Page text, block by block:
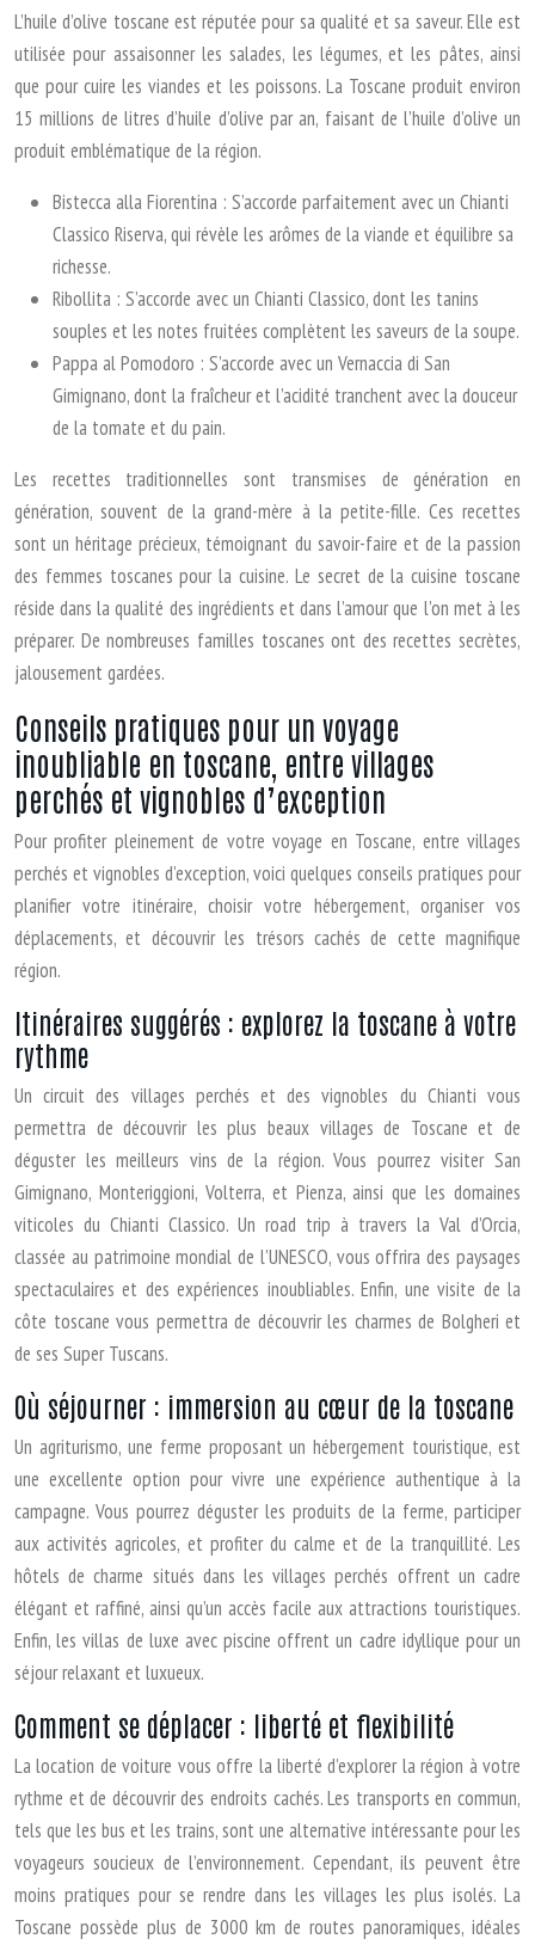
L’huile d’olive toscane est réputée pour sa qualité et sa saveur. Elle est
utilisée pour assaisonner les salades, les légumes, et les pâtes, ainsi
que pour cuire les viandes et les poissons. La Toscane produit environ
15 millions de litres d’huile d’olive par an, faisant de l’huile d’olive un
produit emblématique de la région.
Bistecca alla Fiorentina : S’accorde parfaitement avec un Chianti
Classico Riserva, qui révèle les arômes de la viande et équilibre sa
richesse.
Ribollita : S’accorde avec un Chianti Classico, dont les tanins
souples et les notes fruitées complètent les saveurs de la soupe.
Pappa al Pomodoro : S’accorde avec un Vernaccia di San
Gimignano, dont la fraîcheur et l’acidité tranchent avec la douceur
de la tomate et du pain.
Les recettes traditionnelles sont transmises de génération en
génération, souvent de la grand-mère à la petite-fille. Ces recettes
sont un héritage précieux, témoignant du savoir-faire et de la passion
des femmes toscanes pour la cuisine. Le secret de la cuisine toscane
réside dans la qualité des ingrédients et dans l’amour que l’on met à les
préparer. De nombreuses familles toscanes ont des recettes secrètes,
jalousement gardées.
Conseils pratiques pour un voyage
inoubliable en toscane, entre villages
perchés et vignobles d’exception
Pour profiter pleinement de votre voyage en Toscane, entre villages
perchés et vignobles d’exception, voici quelques conseils pratiques pour
planifier votre itinéraire, choisir votre hébergement, organiser vos
déplacements, et découvrir les trésors cachés de cette magnifique
région.
Itinéraires suggérés : explorez la toscane à votre
rythme
Un circuit des villages perchés et des vignobles du Chianti vous
permettra de découvrir les plus beaux villages de Toscane et de
déguster les meilleurs vins de la région. Vous pourrez visiter San
Gimignano, Monteriggioni, Volterra, et Pienza, ainsi que les domaines
viticoles du Chianti Classico. Un road trip à travers la Val d’Orcia,
classée au patrimoine mondial de l’UNESCO, vous offrira des paysages
spectaculaires et des expériences inoubliables. Enfin, une visite de la
côte toscane vous permettra de découvrir les charmes de Bolgheri et
de ses Super Tuscans.
Où séjourner : immersion au cœur de la toscane
Un agriturismo, une ferme proposant un hébergement touristique, est
une excellente option pour vivre une expérience authentique à la
campagne. Vous pourrez déguster les produits de la ferme, participer
aux activités agricoles, et profiter du calme et de la tranquillité. Les
hôtels de charme situés dans les villages perchés offrent un cadre
élégant et raffiné, ainsi qu’un accès facile aux attractions touristiques.
Enfin, les villas de luxe avec piscine offrent un cadre idyllique pour un
séjour relaxant et luxueux.
Comment se déplacer : liberté et flexibilité
La location de voiture vous offre la liberté d’explorer la région à votre
rythme et de découvrir des endroits cachés. Les transports en commun,
tels que les bus et les trains, sont une alternative intéressante pour les
voyageurs soucieux de l’environnement. Cependant, ils peuvent être
moins pratiques pour se rendre dans les villages les plus isolés. La
Toscane possède plus de 3000 km de routes panoramiques, idéales